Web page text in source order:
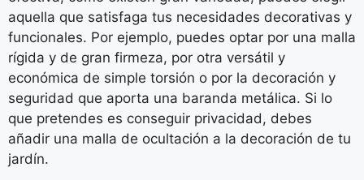
aquella que satisfaga tus necesidades decorativas y
funcionales. Por ejemplo, puedes optar por una malla
rígida y de gran firmeza, por otra versátil y
económica de simple torsión o por la decoración y
seguridad que aporta una baranda metálica. Si lo
que pretendes es conseguir privacidad, debes
añadir una malla de ocultación a la decoración de tu
jardín.